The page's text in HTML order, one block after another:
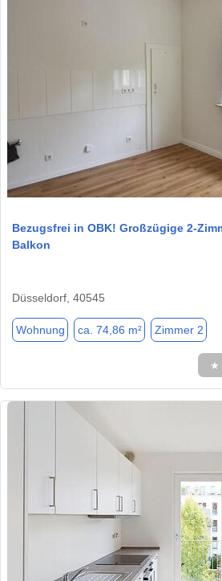
Bezugsfrei in OBK! Großzügige 2-
Balkon
Düsseldorf, 40545
Wohnung ca. 74,86 m² Zimmer 2
★